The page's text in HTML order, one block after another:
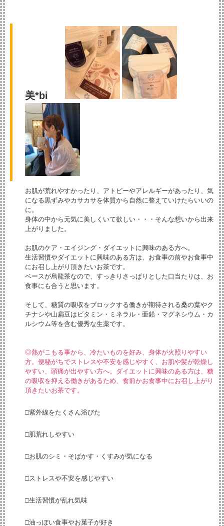
美*bi
お肌が荒れやすかったり、アトピーやアレルギーがあったり、気
になる黒ずみやカサカサを体質から自然に整えていけたらいいの
に。
身体の中から元気に美しくいて欲しい・・・そんな想いから出来
上がりました。
お肌のケア・エイジング・ダイエットに興味のある方へ。
生活習慣やダイエットに興味のある方は、お食事の前やお食事中
にお召し上がり頂きたいお茶です。
ベースが烏龍茶なので、すっきりさっぱりとした口当たりは、お
食事にも合うと思います。
そして、糖質の吸収をブロックする働きが期待される桑の葉やク
チナシや山扁豆はビタミン・ミネラル・亜鉛・マグネシウム・カ
ルシウム等を含む優秀な生薬です。
◎熱がこもる事から、冷たいものを好み、身体が火照りやすい
方。便秘がちでストレスや不安を感じやすく、お肌や髪が乾燥し
やすい、頭痛が出やすい方へ。ダイエットに興味のある方は、糖
の吸収を抑える働きがあるため、食前かお食事中にお召し上がり
頂きたいお茶です。
□紫外線をたくさん浴びた
□肌荒れしやすい
□お肌のシミ・そばかす・くすみが気になる
□ストレスや不安を感じやすい
□生活習慣が乱れ気味
□油っぽい食事やお菓子が好き